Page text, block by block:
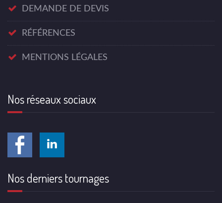
DEMANDE DE DEVIS
RÉFÉRENCES
MENTIONS LÉGALES
Nos réseaux sociaux
Nos derniers tournages